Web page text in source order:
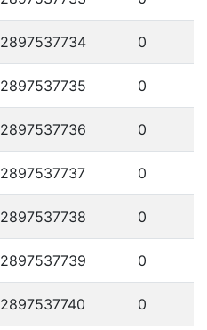
2897537734 0
2897537735 0
2897537736 0
2897537737 0
2897537738 0
2897537739 0
2897537740 0